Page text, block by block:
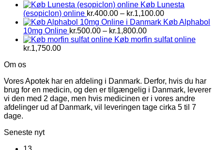
Køb Lunesta
(esopiclon) online kr.400.00 – kr.1,100.00Prisinterval:
kr.400.00
kr.1,100.00
Køb Alphabol
10mg Online kr.500.00 – kr.1,800.00Prisinterval:
kr.500.00
Køb morfin sulfat online
kr.1,750.00
Om os
Vores Apotek har en afdeling i Danmark. Derfor, hvis du har
brug for en medicin, og den er tilgængelig i Danmark, leverer
vi den med 2 dage, men hvis medicinen er i vores andre
afdelinger ud af Danmark, vil leveringen tage cirka 5 til 7
dage.
Seneste nyt